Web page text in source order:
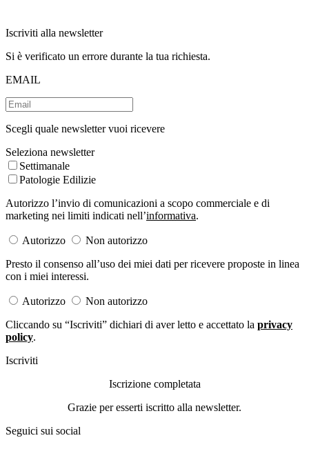
Iscriviti alla newsletter
Si è verificato un errore durante la tua richiesta.
EMAIL
Scegli quale newsletter vuoi ricevere
Seleziona newsletter
Settimanale
Patologie Edilizie
Autorizzo l’invio di comunicazioni a scopo commerciale e di
marketing nei limiti indicati nell’informativa.
Autorizzo
Non autorizzo
Presto il consenso all’uso dei miei dati per ricevere proposte in linea
con i miei interessi.
Autorizzo
Non autorizzo
Cliccando su “Iscriviti” dichiari di aver letto e accettato la privacy
policy.
Iscriviti
Iscrizione completata
Grazie per esserti iscritto alla newsletter.
Seguici sui social